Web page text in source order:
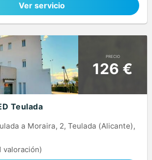
Ver servicio
PRECIO
126 €
Teulada
a Moraira, 2, Teulada (Alicante),
valoración)